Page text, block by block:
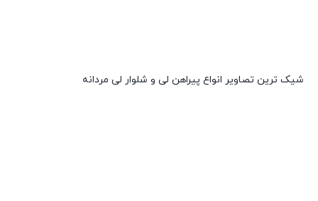
شیک ترین تصاویر انواع پیراهن لی و شلوار لی مردانه